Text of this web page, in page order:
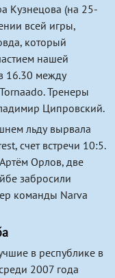
Кузнецова (на 25-
всей игры,
который
нашей
16.30 между
Тренеры
Ципровский.
льду вырвала
счет встречи 10:5.
Орлов, две
забросили
команды Narva
в республике в
2007 года